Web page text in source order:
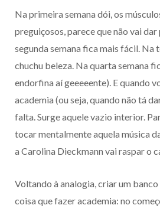
Na primeira semana dói, os
preguiçosos, parece que não vai
segunda semana fica mais fácil. Na
chuchu beleza. Na quarta semana
endorfina aí geeeeente). E quando
academia (ou seja, quando não tá
falta. Surge aquele vazio interior.
tocar mentalmente aquela música
a Carolina Dieckmann vai raspar o
Voltando à analogia, criar um banco
coisa que fazer academia: no